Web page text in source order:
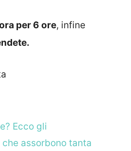
per 6 ore, infine
Ecco gli
assorbono tanta